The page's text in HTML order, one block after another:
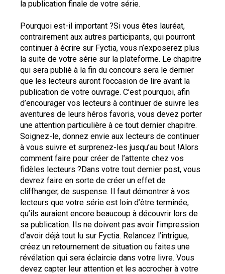
la publication finale de votre série.
Pourquoi est-il important ?Si vous êtes lauréat,
contrairement aux autres participants, qui pourront
continuer à écrire sur Fyctia, vous n’exposerez plus
la suite de votre série sur la plateforme. Le chapitre
qui sera publié à la fin du concours sera le dernier
que les lecteurs auront l’occasion de lire avant la
publication de votre ouvrage. C’est pourquoi, afin
d’encourager vos lecteurs à continuer de suivre les
aventures de leurs héros favoris, vous devez porter
une attention particulière à ce tout dernier chapitre.
Soignez-le, donnez envie aux lecteurs de continuer
à vous suivre et surprenez-les jusqu’au bout !Alors
comment faire pour créer de l’attente chez vos
fidèles lecteurs ?Dans votre tout dernier post, vous
devrez faire en sorte de créer un effet de
cliffhanger, de suspense. Il faut démontrer à vos
lecteurs que votre série est loin d’être terminée,
qu’ils auraient encore beaucoup à découvrir lors de
sa publication. Ils ne doivent pas avoir l’impression
d’avoir déjà tout lu sur Fyctia. Relancez l’intrigue,
créez un retournement de situation ou faites une
révélation qui sera éclaircie dans votre livre. Vous
devez capter leur attention et les accrocher à votre